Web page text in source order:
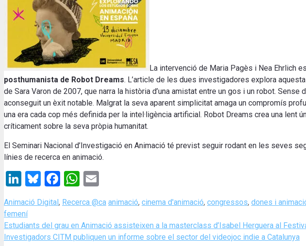
La intervenció de Maria Pagès i Nea Ehrlich
posthumanista de Robot Dreams. L’article de les dues investigadores explora
de Sara Varon de 2007, que narra la història d’una amistat entre un gos i un robot.
aconseguit un èxit notable. Malgrat la seva aparent simplicitat amaga un compromís
una era cada cop més definida per la intel·ligència artificial. Robot Dreams crea una
críticament sobre la seva pròpia humanitat.
El Seminari Nacional d’Investigació en Animació té previst seguir rodant en les seves
línies de recerca en animació.
LinkedIn
Bluesky
Facebook
WhatsApp
Categories
Animació Digital, Recerca @ca Tags
animació, cinema d'animació, congressos, dones i
femení
Estudiants del grau en Animació assisteixen a la masterclass d’Isabel Herguera al
Investigadors CITM publiquen un informe sobre el sector del videojoc indie a Catalunya